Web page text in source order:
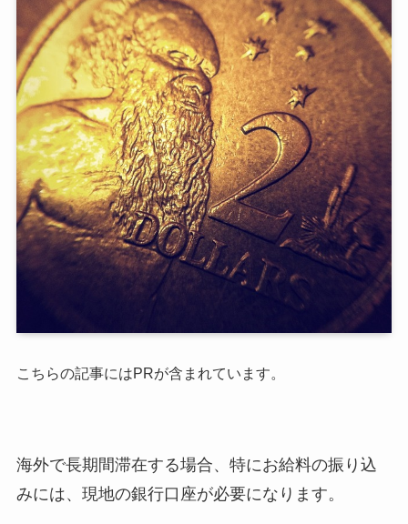
こちらの記事にはPRが含まれています。
海外で長期間滞在する場合、特にお給料の振り込
みには、現地の銀行口座が必要になります。